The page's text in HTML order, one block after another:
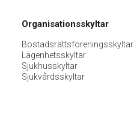
Organisationsskyltar
Bostadsrättsföreningsskyltar
Lägenhetsskyltar
Sjukhusskyltar
Sjukvårdsskyltar